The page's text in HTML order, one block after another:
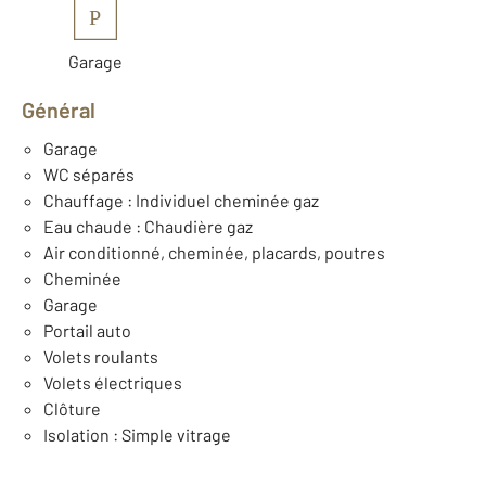
P
Garage
Général
Garage
WC séparés
Chauffage : Individuel cheminée gaz
Eau chaude : Chaudière gaz
Air conditionné, cheminée, placards, poutres
Cheminée
Garage
Portail auto
Volets roulants
Volets électriques
Clôture
Isolation : Simple vitrage